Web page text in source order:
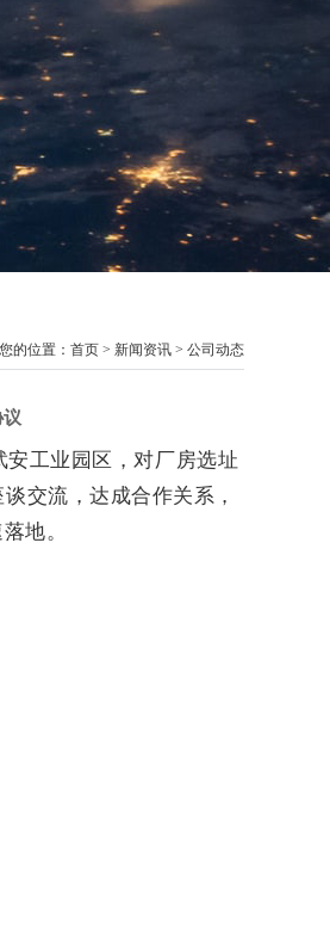
您的位置： 首页 > 新闻资讯 > 公司动态
工业园区，对厂房选址
交流，达成合作关系，
地。